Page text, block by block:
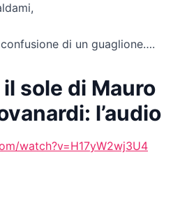
di un guaglione….
sole di Mauro
l’audio
watch?v=H17yW2wj3U4